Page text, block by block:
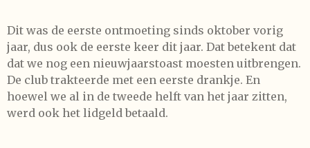
Dit was de eerste ontmoeting sinds oktober vorig
jaar, dus ook de eerste keer dit jaar. Dat betekent dat
dat we nog een nieuwjaarstoast moesten uitbrengen.
De club trakteerde met een eerste drankje. En
hoewel we al in de tweede helft van het jaar zitten,
werd ook het lidgeld betaald.